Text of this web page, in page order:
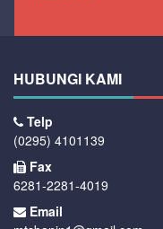
HUBUNGI KAMI
Telp
(0295) 4101139
Fax
6281-2281-4019
Email